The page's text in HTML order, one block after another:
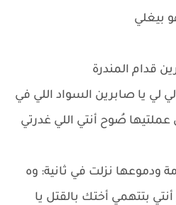
بيغلي
قدام المندرة
يا صابرين السواد اللي في
عملتيها صُوح أنتي اللي غدرتي
ودموعها نزلت في ثانية: وه
بتتهمي أختك بالقتل يا